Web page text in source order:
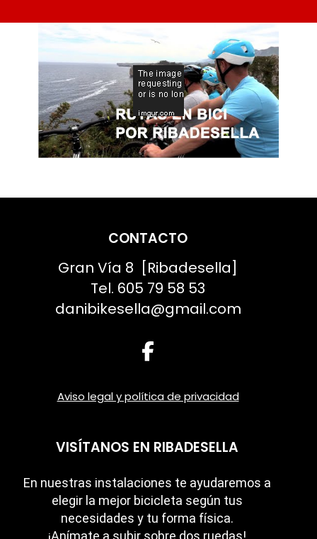
CONTACTO
Gran Vía 8 [Ribadesella]
Tel. 605 79 58 53
danibikesella@gmail.com
Aviso legal y política de privacidad
VISÍTANOS EN RIBADESELLA
En nuestras instalaciones te ayudaremos a
elegir la mejor bicicleta según tus
necesidades y tu forma física.
¡Anímate a subir sobre dos ruedas!